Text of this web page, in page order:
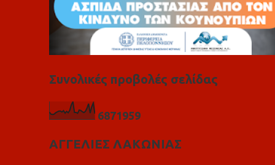
Συνολικές προβολές σελίδας
6871959
ΑΓΓΕΛΙΕΣ ΛΑΚΩΝΙΑΣ